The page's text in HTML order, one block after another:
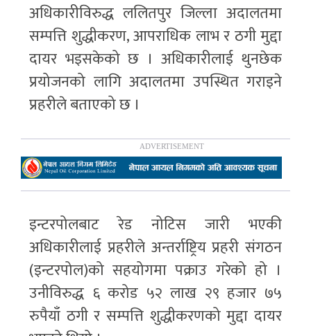
अधिकारीविरुद्ध ललितपुर जिल्ला अदालतमा
सम्पत्ति शुद्धीकरण, आपराधिक लाभ र ठगी मुद्दा
दायर भइसकेको छ । अधिकारीलाई थुनछेक
प्रयोजनको लागि अदालतमा उपस्थित गराइने
प्रहरीले बताएको छ ।
इन्टरपोलबाट रेड नोटिस जारी भएकी
अधिकारीलाई प्रहरीले अन्तर्राष्ट्रिय प्रहरी संगठन
(इन्टरपोल)को सहयोगमा पक्राउ गरेको हो ।
उनीविरुद्ध ६ करोड ५२ लाख २९ हजार ७५
रुपैयाँ ठगी र सम्पत्ति शुद्धीकरणको मुद्दा दायर